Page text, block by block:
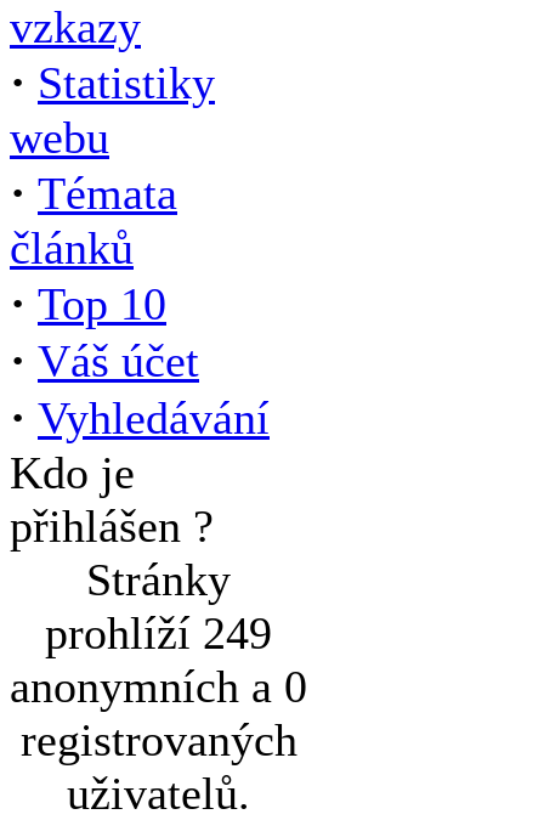
vzkazy
· Statistiky
webu
· Témata
článků
· Top 10
· Váš účet
· Vyhledávání
Kdo je
přihlášen ?
Stránky
prohlíží 249
anonymních a 0
registrovaných
uživatelů.